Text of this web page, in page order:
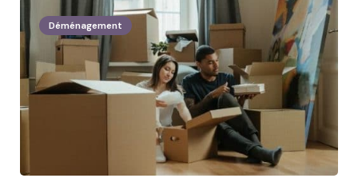
Déménagement